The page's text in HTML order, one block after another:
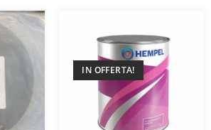
IN OFFERTA!